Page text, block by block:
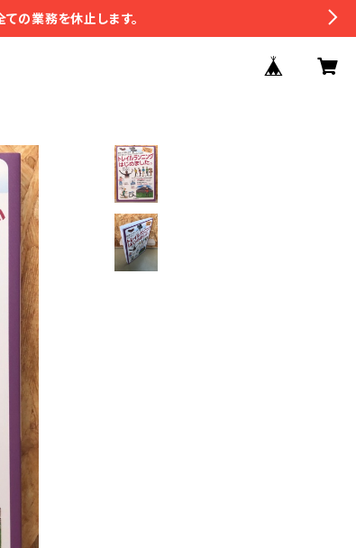
の業務を休止します。